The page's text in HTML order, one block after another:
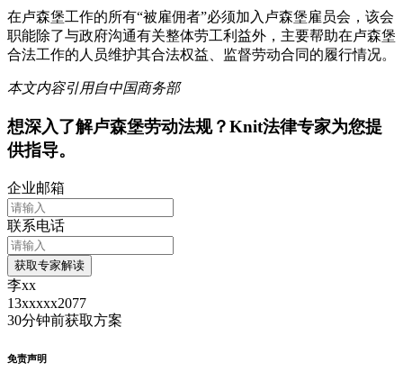
在卢森堡工作的所有“被雇佣者”必须加入卢森堡雇员会，该会
职能除了与政府沟通有关整体劳工利益外，主要帮助在卢森堡
合法工作的人员维护其合法权益、监督劳动合同的履行情况。
本文内容引用自中国商务部
想深入了解卢森堡劳动法规？Knit法律专家为您提
供指导。
企业邮箱
联系电话
获取专家解读
李xx
13xxxxx2077
30分钟前获取方案
免责声明